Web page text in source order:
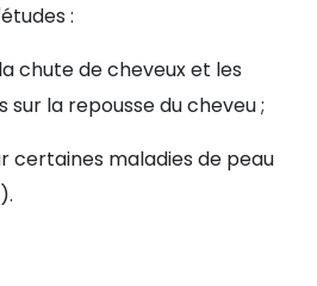
:
chute de cheveux et les
la repousse du cheveu ;
certaines maladies de peau